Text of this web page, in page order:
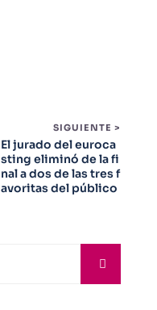
SIGUIENTE >
El jurado del euroca
sting eliminó de la fi
nal a dos de las tres f
avoritas del público